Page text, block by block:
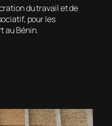
du travail et de
pour les
au Bénin.